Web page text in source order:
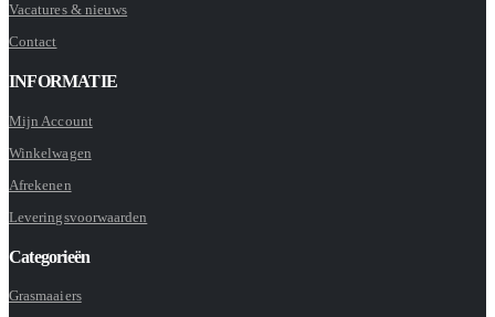
Vacatures & nieuws
Contact
INFORMATIE
Mijn Account
Winkelwagen
Afrekenen
Leveringsvoorwaarden
Categorieën
Grasmaaiers